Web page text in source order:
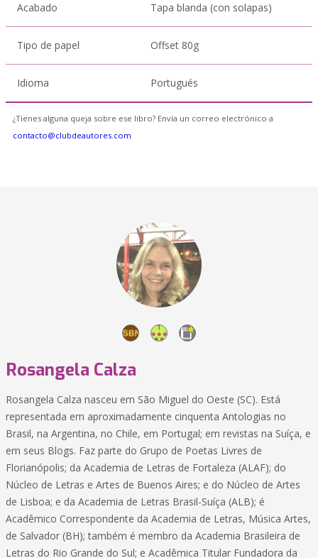
Acabado Tapa blanda (con solapas)
Tipo de papel Offset 80g
Idioma Portugués
¿Tienes alguna queja sobre ese libro? Envía un correo electrónico a
contacto@clubdeautores.com
Rosangela Calza
Rosangela Calza nasceu em São Miguel do Oeste (SC). Está
representada em aproximadamente cinquenta Antologias no
Brasil, na Argentina, no Chile, em Portugal; em revistas na Suíça, e
em seus Blogs. Faz parte do Grupo de Poetas Livres de
Florianópolis; da Academia de Letras de Fortaleza (ALAF); do
Núcleo de Letras e Artes de Buenos Aires; e do Núcleo de Artes
de Lisboa; e da Academia de Letras Brasil-Suíça (ALB); é
Acadêmico Correspondente da Academia de Letras, Música Artes,
de Salvador (BH); também é membro da Academia Brasileira de
Letras do Rio Grande do Sul; e Acadêmica Titular Fundadora da